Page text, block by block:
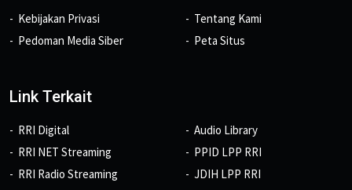
Kebijakan Privasi
Pedoman Media Siber
Tentang Kami
Peta Situs
Link Terkait
RRI Digital
RRI NET Streaming
RRI Radio Streaming
Audio Library
PPID LPP RRI
JDIH LPP RRI